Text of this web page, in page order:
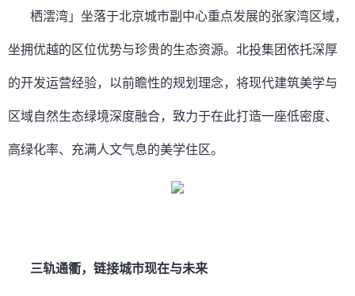
栖澐湾」坐落于北京城市副中心重点发展的张家湾区域，
坐拥优越的区位优势与珍贵的生态资源。北投集团依托深厚
的开发运营经验，以前瞻性的规划理念，将现代建筑美学与
区域自然生态绿境深度融合，致力于在此打造一座低密度、
高绿化率、充满人文气息的美学住区。
三轨通衢，链接城市现在与未来